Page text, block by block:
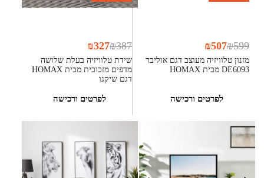
מזנון טלוויזיה מעוצב דגם אוליבר
DE6093 מבית HOMAX
₪599
₪507
לפרטים ורכישה
שידת טלוויזיה בעלת שלושה
מדפים מזכוכית מבית HOMAX
דגם שיקגו
₪387
₪327
לפרטים ורכישה